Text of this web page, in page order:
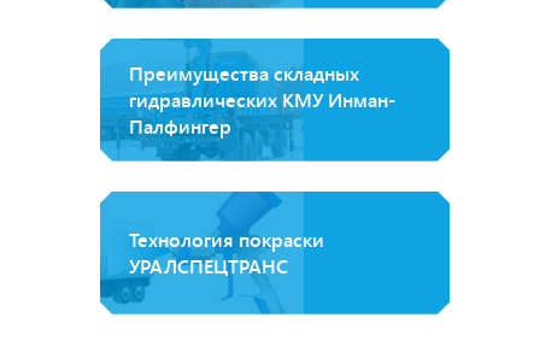
Преимущества складных
гидравлических КМУ Инман-
Палфингер
Технология покраски
УРАЛСПЕЦТРАНС